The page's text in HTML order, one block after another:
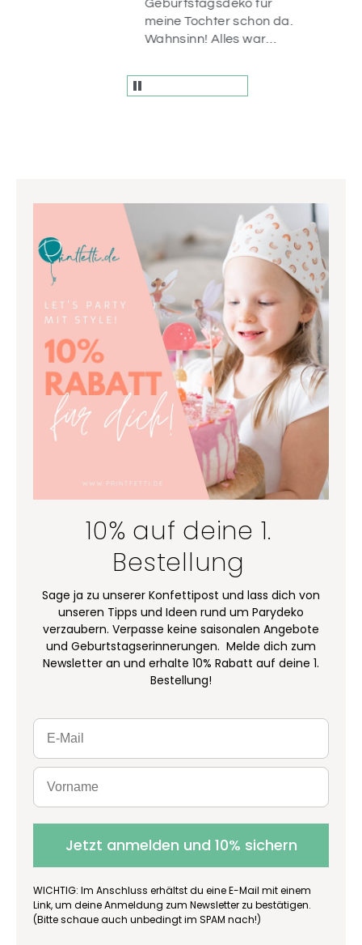
Geburtstagsdeko für
meine Tochter schon da.
Wahnsinn! Alles war
die Artikel sind einfach
10% auf deine 1.
Bestellung
Sage ja zu unserer Konfettipost und lass dich von
unseren Tipps und Ideen rund um Parydeko
verzaubern. Verpasse keine saisonalen Angebote
und Geburtstagserinnerungen. Melde dich zum
Newsletter an und erhalte 10% Rabatt auf deine 1.
Bestellung!
Jetzt anmelden und 10% sichern
WICHTIG: Im Anschluss erhältst du eine E-Mail mit einem
Link, um deine Anmeldung zum Newsletter zu bestätigen.
(Bitte schaue auch unbedingt im SPAM nach!)